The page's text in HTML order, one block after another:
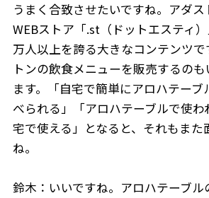
うまく合致させたいですね。アダ
WEBストア「.st（ドットエスティ
万人以上を誇る大きなコンテンツ
トンの飲食メニューを販売するの
ます。「自宅で簡単にアロハテー
べられる」「アロハテーブルで使わ
宅で使える」となると、それもまた
ね。
鈴木：いいですね。アロハテーブル